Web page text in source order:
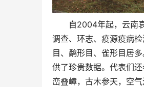
自2004年起，云南
调查、环志、疫源疫病
目、鹬形目、雀形目居
供了珍贵数据。代表们
峦叠嶂，古木参天，空气